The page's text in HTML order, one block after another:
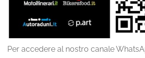
Per accedere al nostro canale